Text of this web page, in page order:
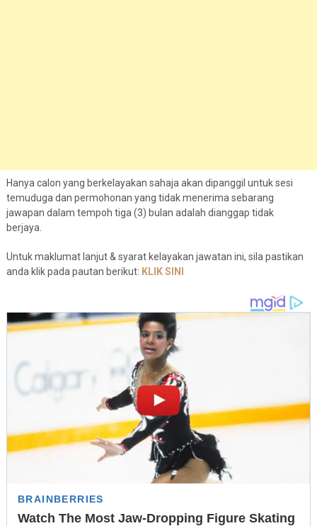
Hanya calon yang berkelayakan sahaja akan dipanggil untuk sesi
temuduga dan permohonan yang tidak menerima sebarang
jawapan dalam tempoh tiga (3) bulan adalah dianggap tidak
berjaya.
Untuk maklumat lanjut & syarat kelayakan jawatan ini, sila pastikan
anda klik pada pautan berikut: KLIK SINI